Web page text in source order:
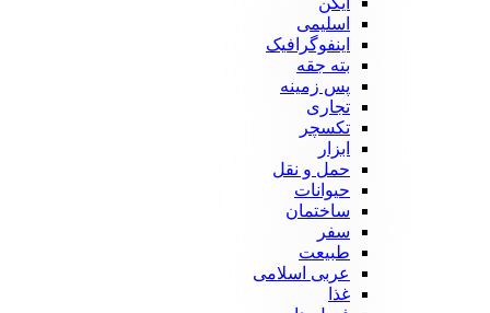
اسلیمی
اینفوگرافیک
بته جقه
پس زمینه
تجاری
تکسچر
ابزار
حمل و نقل
حیوانات
ساختمان
سفر
طبیعت
عربی اسلامی
غذا